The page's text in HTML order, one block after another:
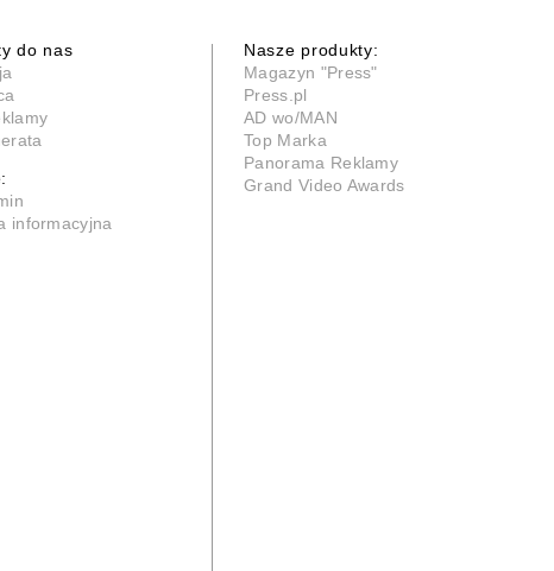
do nas
informacyjna
Nasze produkty:
Magazyn "Press"
Press.pl
AD wo/MAN
Top Marka
Panorama Reklamy
Grand Video Awards